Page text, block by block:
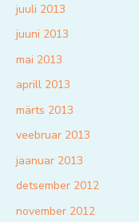
juuli 2013
juuni 2013
mai 2013
aprill 2013
märts 2013
veebruar 2013
jaanuar 2013
detsember 2012
november 2012